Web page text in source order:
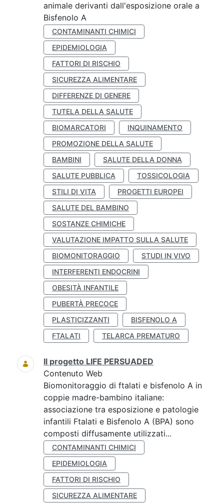
animale derivanti dall'esposizione orale a
Bisfenolo A
CONTAMINANTI CHIMICI
EPIDEMIOLOGIA
FATTORI DI RISCHIO
SICUREZZA ALIMENTARE
DIFFERENZE DI GENERE
TUTELA DELLA SALUTE
BIOMARCATORI
INQUINAMENTO
PROMOZIONE DELLA SALUTE
BAMBINI
SALUTE DELLA DONNA
SALUTE PUBBLICA
TOSSICOLOGIA
STILI DI VITA
PROGETTI EUROPEI
SALUTE DEL BAMBINO
SOSTANZE CHIMICHE
VALUTAZIONE IMPATTO SULLA SALUTE
BIOMONITORAGGIO
STUDI IN VIVO
INTERFERENTI ENDOCRINI
OBESITÀ INFANTILE
PUBERTÀ PRECOCE
PLASTICIZZANTI
BISFENOLO A
FTALATI
TELARCA PREMATURO
Il progetto LIFE PERSUADED
Contenuto Web
Biomonitoraggio di ftalati e bisfenolo A in
coppie madre-bambino italiane:
associazione tra esposizione e patologie
infantili Ftalati e Bisfenolo A (BPA) sono
composti diffusamente utilizzati...
CONTAMINANTI CHIMICI
EPIDEMIOLOGIA
FATTORI DI RISCHIO
SICUREZZA ALIMENTARE